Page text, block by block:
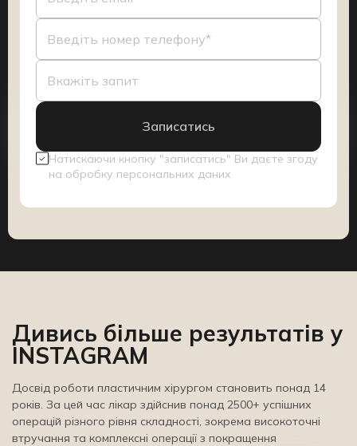
Натискаючи кнопку "записатись" Ви даєте згоду
на обробку персональних даних
Дивись більше результатів y
INSTAGRAM
Досвід роботи пластичним хірургом становить понад 14
років. За цей час лікар здійснив понад 2500+ успішних
операцій різного рівня складності, зокрема високоточні
втручання та комплексні операції з покращення